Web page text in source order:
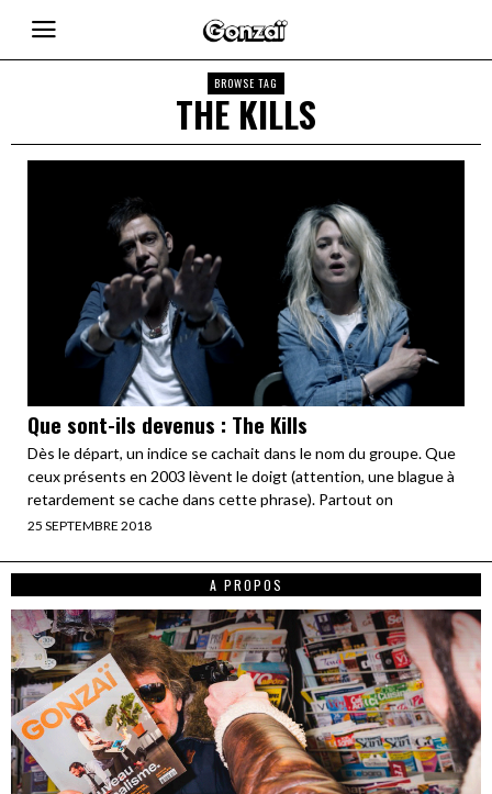
BROWSE TAG
THE KILLS
Que sont-ils devenus : The Kills
Dès le départ, un indice se cachait dans le nom du groupe. Que
ceux présents en 2003 lèvent le doigt (attention, une blague à
retardement se cache dans cette phrase). Partout on
25 SEPTEMBRE 2018
A PROPOS